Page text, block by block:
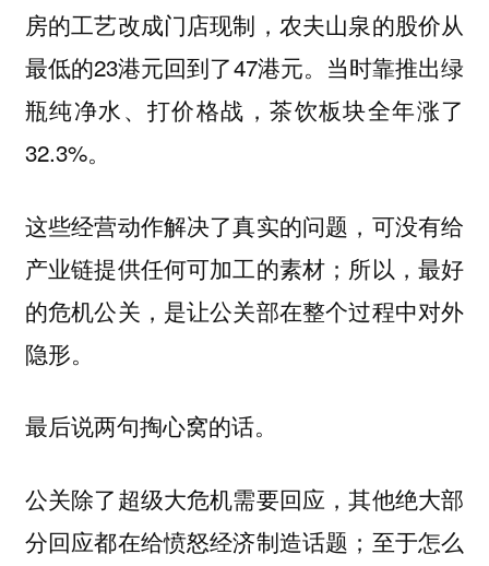
房的工艺改成门店现制，农夫山泉的股价从
最低的23港元回到了47港元。当时靠推出绿
瓶纯净水、打价格战，茶饮板块全年涨了
32.3%。
这些经营动作解决了真实的问题，可没有给
产业链提供任何可加工的素材；所以，最好
的危机公关，是让公关部在整个过程中对外
隐形。
最后说两句掏心窝的话。
公关除了超级大危机需要回应，其他绝大部
分回应都在给愤怒经济制造话题；至于怎么